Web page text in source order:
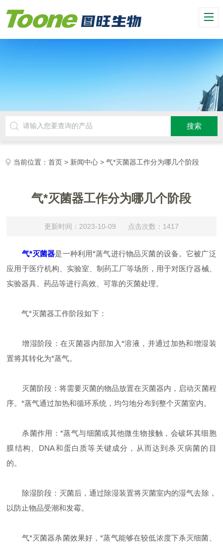
当前位置：首页 > 新闻中心 > 气*灭菌器工作分为哪几个阶段
气*灭菌器工作分为哪几个阶段
更新时间：2023-10-09 点击次数：1417
气*灭菌器是一种利用*蒸气进行物品灭菌的设备。它被广泛
应用于医疗机构、实验室、制药工厂等场所，用于对医疗器械、
实验器具、药品等进行高效、可靠的灭菌处理。
气*灭菌器工作阶段如下：
增湿阶段：在灭菌器内部加入*溶液，并通过加热和增湿装
置将其转化为*蒸气。
灭菌阶段：将需要灭菌的物品放置在灭菌器内，启动灭菌程
序。*蒸气通过加热和循环系统，均匀地分布到整个灭菌室内。
杀菌作用：*蒸气与细菌或其他微生物接触，会破坏其细胞
膜结构、DNA和蛋白质等关键成分，从而达到杀灭病菌的目
的。
除湿阶段：灭菌后，通过除湿装置将灭菌室内的湿气去除，
以防止物品受潮和发霉。
气*灭菌器杀菌效果好，*蒸气能够在较低浓度下杀灭细菌、